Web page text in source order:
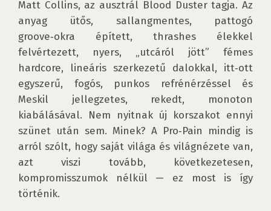
Matt Collins, az ausztrál Blood Duster tagja. Az
anyag ütős, sallangmentes, pattogó
groove‑okra épített, thrashes élekkel
felvértezett, nyers, „utcáról jött” fémes
hardcore, lineáris szerkezetű dalokkal, itt‑ott
egyszerű, fogós, punkos refrénérzéssel és
Meskil jellegzetes, rekedt, monoton
kiabálásával. Nem nyitnak új korszakot ennyi
szünet után sem. Minek? A Pro‑Pain mindig is
arról szólt, hogy saját világa és világnézete van,
azt viszi tovább, következetesen,
kompromisszumok nélkül — ez most is így
történik.